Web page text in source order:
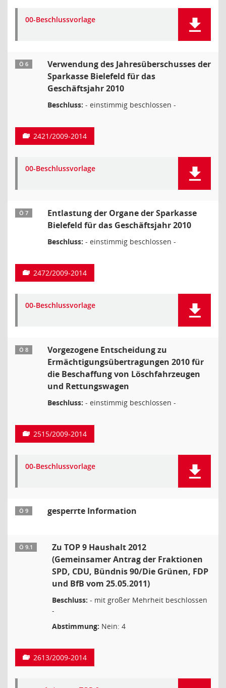
00-Beschlussvorlage
Ö 6
Verwendung des Jahresüberschusses der
Sparkasse Bielefeld für das
Geschäftsjahr 2010
Beschluss: - einstimmig beschlossen -
2421/2009-2014
00-Beschlussvorlage
Ö 7
Entlastung der Organe der Sparkasse
Bielefeld für das Geschäftsjahr 2010
Beschluss: - einstimmig beschlossen -
2472/2009-2014
00-Beschlussvorlage
Ö 8
Vorgezogene Entscheidung zu
Ermächtigungsübertragungen 2010 für
die Beschaffung von Löschfahrzeugen
und Rettungswagen
Beschluss: - einstimmig beschlossen -
2515/2009-2014
00-Beschlussvorlage
Ö 9 gesperrte Information
Ö 9.1
Zu TOP 9 Haushalt 2012
(Gemeinsamer Antrag der Fraktionen
SPD, CDU, Bündnis 90/Die Grünen, FDP
und BfB vom 25.05.2011)
Beschluss: - mit großer Mehrheit beschlossen
-
Abstimmung: Nein: 4
2613/2009-2014